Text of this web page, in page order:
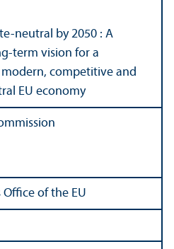
neutral by 2050 : A
term vision for a
competitive and
EU economy
of the EU